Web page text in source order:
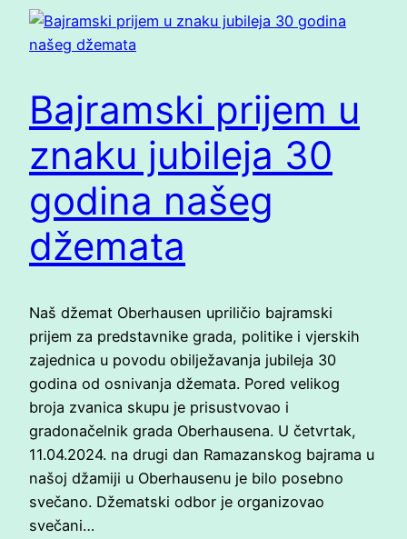
Bajramski prijem u
znaku jubileja 30
godina našeg
džemata
Naš džemat Oberhausen upriličio bajramski
prijem za predstavnike grada, politike i vjerskih
zajednica u povodu obilježavanja jubileja 30
godina od osnivanja džemata. Pored velikog
broja zvanica skupu je prisustvovao i
gradonačelnik grada Oberhausena. U četvrtak,
11.04.2024. na drugi dan Ramazanskog bajrama u
našoj džamiji u Oberhausenu je bilo posebno
svečano. Džematski odbor je organizovao
svečani…